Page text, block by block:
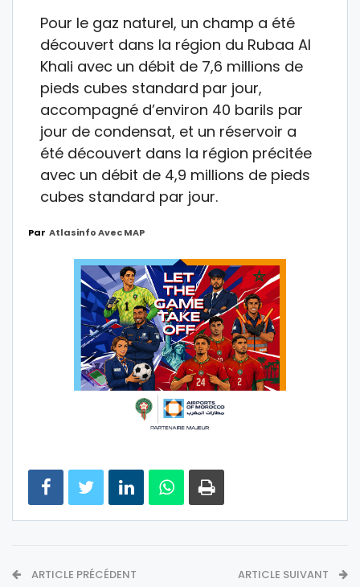
Pour le gaz naturel, un champ a été
découvert dans la région du Rubaa Al
Khali avec un débit de 7,6 millions de
pieds cubes standard par jour,
accompagné d’environ 40 barils par
jour de condensat, et un réservoir a
été découvert dans la région précitée
avec un débit de 4,9 millions de pieds
cubes standard par jour.
Par Atlasinfo Avec MAP
ARTICLE PRÉCÉDENT ARTICLE SUIVANT